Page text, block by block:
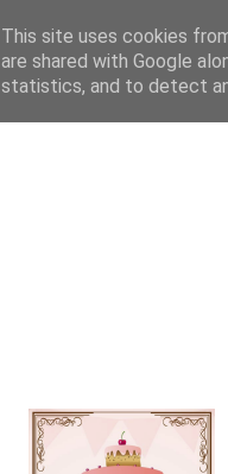
ÜBER MICH
This site uses cookies
are shared with Google
statistics, and to detect